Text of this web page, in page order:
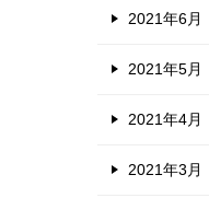
2021年6月
2021年5月
2021年4月
2021年3月